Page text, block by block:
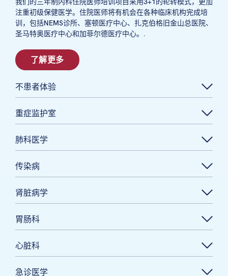
注重初级保健医学。住院医师将有机会在各种临床机构完成培
训，包括NEMS诊所、塞顿医疗中心、扎克伯格旧金山总医院、
圣马特奥医疗中心和加菲尔德医疗中心。.
了解更多
不患者体验
重症监护室
肺科医学
传染病
肾脏病学
胃肠科
心脏科
急诊医学